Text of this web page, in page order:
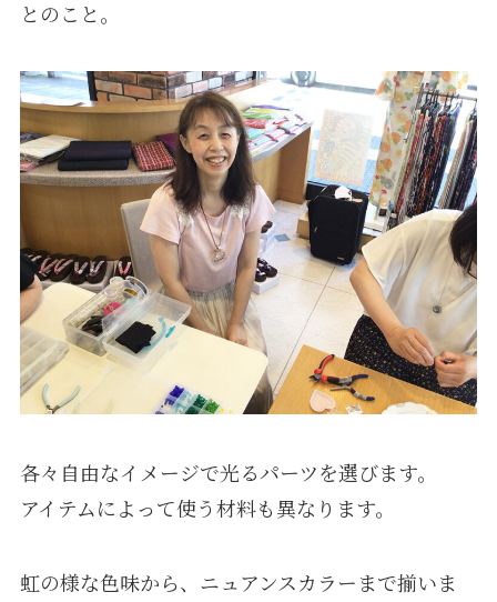
とのこと｡
各々自由なイメージで光るパーツを選びます。
アイテムによって使う材料も異なります。
虹の様な色味から、ニュアンスカラーまで揃いま